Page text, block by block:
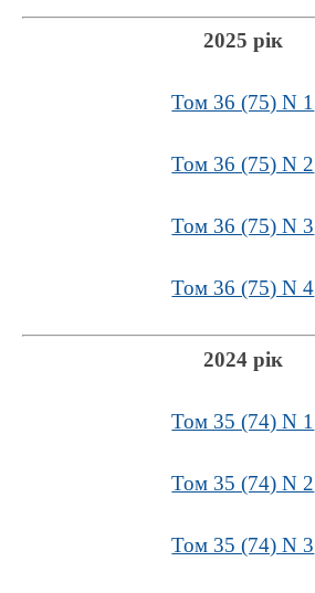
2025 рік
Том 36 (75) N 1
Том 36 (75) N 2
Том 36 (75) N 3
Том 36 (75) N 4
2024 рік
Том 35 (74) N 1
Том 35 (74) N 2
Том 35 (74) N 3